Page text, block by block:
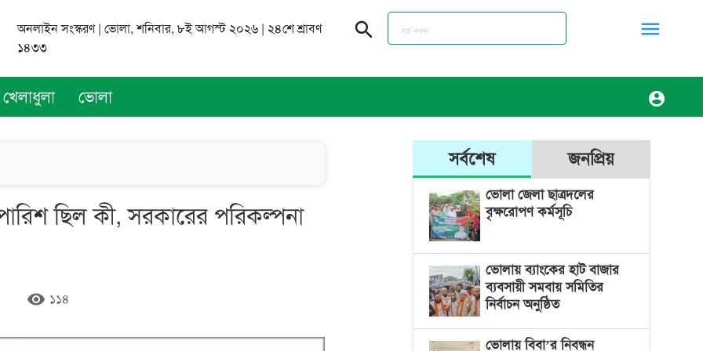
অনলাইন সংস্করণ | ভোলা, শনিবার, ৮ই আগস্ট ২০২৬ | ২৪শে শ্রাবণ
১৪৩৩
search menu
account_circle
খেলাধুলা ভোলা
ছিল কী, সরকারের পরিকল্পনা
remove_red_eye ১১৪
সর্বশেষ জনপ্রিয়
ভোলা জেলা ছাত্রদলের
বৃক্ষরোপণ কর্মসূচি
ভোলায় ব্যাংকের হাট বাজার
ব্যবসায়ী সমবায় সমিতির
নির্বাচন অনুষ্ঠিত
ভোলায় বিবা’র নিবন্ধন